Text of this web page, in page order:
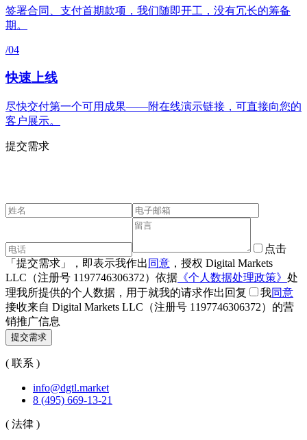
签署合同、支付首期款项，我们随即开工，没有冗长的筹备
期。
/04
快速上线
尽快交付第一个可用成果——附在线演示链接，可直接向您的
客户展示。
提交需求
点击
「提交需求」，即表示我作出 同意 ，授权 Digital Markets
LLC（注册号 1197746306372）依据 《个人数据处理政策》 处
理我所提供的个人数据，用于就我的请求作出回复
我同意
接收来自 Digital Markets LLC（注册号 1197746306372）的营
销推广信息
提交需求
( 联系 )
info@dgtl.market
8 (495) 669-13-21
( 法律 )